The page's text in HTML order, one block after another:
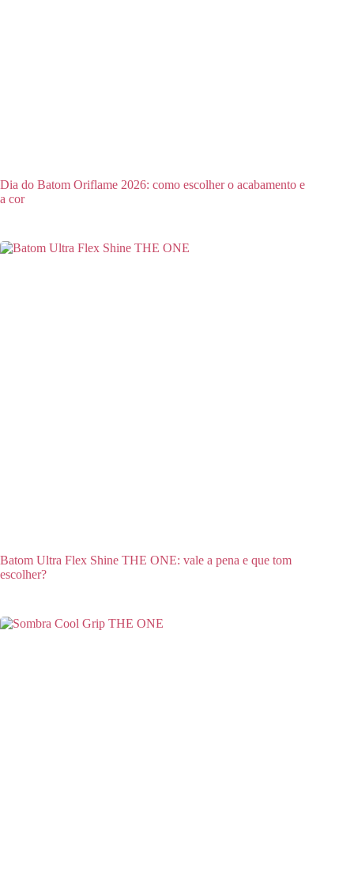
Dia do Batom Oriflame 2026: como escolher o acabamento e
a cor
Batom Ultra Flex Shine THE ONE: vale a pena e que tom
escolher?